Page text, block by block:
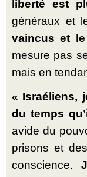
liberté est
généraux et
vaincus et
mesure pas
mais en
« Israé­liens,
du temps
avide du
prisons et
conscience.